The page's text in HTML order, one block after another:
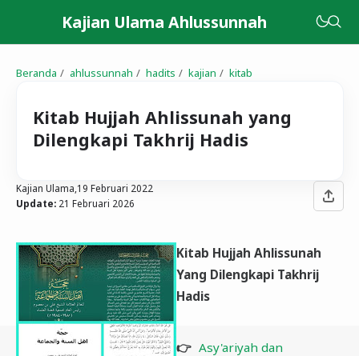
Kajian Ulama Ahlussunnah
Beranda ahlussunnah hadits kajian kitab
Kitab Hujjah Ahlissunah yang
Dilengkapi Takhrij Hadis
Kajian Ulama, 19 Februari 2022
Update: 21 Februari 2026
Kitab Hujjah Ahlissunah
Yang Dilengkapi Takhrij
Hadis
👉 Asy'ariyah dan